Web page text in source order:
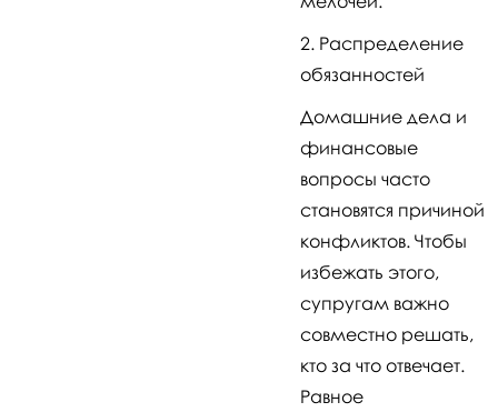
Распределение
обязанностей
Домашние дела и
финансовые
вопросы часто
становятся причиной
конфликтов. Чтобы
избежать этого,
супругам важно
совместно решать,
кто за что отвечает.
Равное